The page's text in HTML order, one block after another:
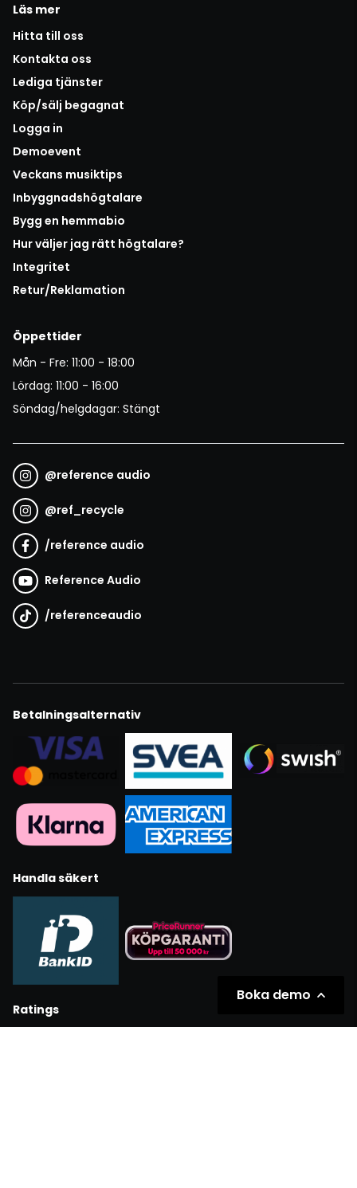
Läs mer
Hitta till oss
Kontakta oss
Lediga tjänster
Köp/sälj begagnat
Logga in
Demoevent
Veckans musiktips
Inbyggnadshögtalare
Bygg en hemmabio
Hur väljer jag rätt högtalare?
Integritet
Retur/Reklamation
Öppettider
Mån - Fre: 11:00 - 18:00
Lördag: 11:00 - 16:00
Söndag/helgdagar: Stängt
@reference audio
@ref_recycle
/reference audio
Reference Audio
/referenceaudio
Betalningsalternativ
Handla säkert
Ratings
Boka demo